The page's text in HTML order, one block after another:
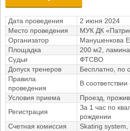
Дата проведения
2 июня 2024
Место проведения
МУК ДК
Организатор
Манушенкова
Площадка
200 м2,
Судьи
ФТСВО
Допуск тренеров
Бесплатно, по
Правила
проведения
В
Условия приема
Проезд,
Регистрация
За 1 час по
рождении
Счетная комиссия
Skating system,